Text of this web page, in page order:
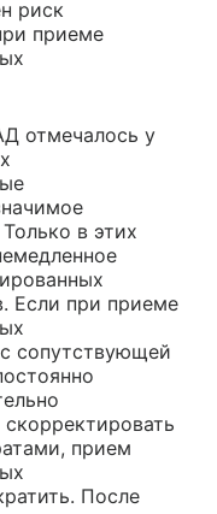
риск
приеме
отмечалось у
в этих
Если при приеме
сопутствующей
прием
После